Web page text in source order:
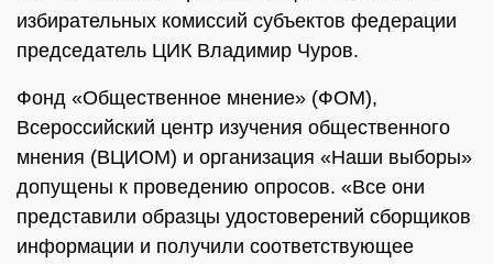
избирательных комиссий субъектов федерации
председатель ЦИК Владимир Чуров.
Фонд «Общественное мнение» (ФОМ),
Всероссийский центр изучения общественного
мнения (ВЦИОМ) и организация «Наши выборы»
допущены к проведению опросов. «Все они
представили образцы удостоверений сборщиков
информации и получили соответствующее